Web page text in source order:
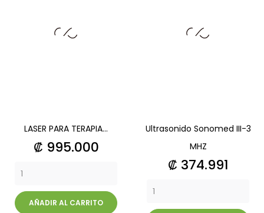
LASER PARA TERAPIA...
Precio
₡ 995.000
AÑADIR AL CARRITO
Ultrasonido Sonomed III-3
MHZ
Precio
₡ 374.991